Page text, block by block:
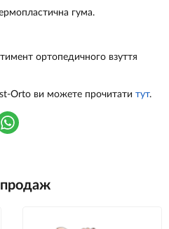
гума.
ортопедичного взуття
Orto ви можете прочитати тут.